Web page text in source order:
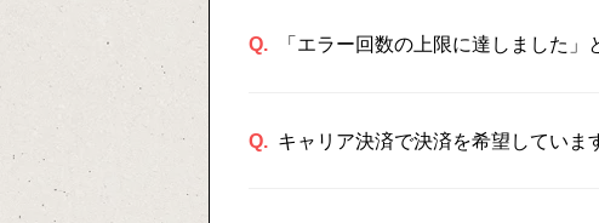
Q. 「エラー回数の上限に達しました
Q. キャリア決済で決済を希望していま